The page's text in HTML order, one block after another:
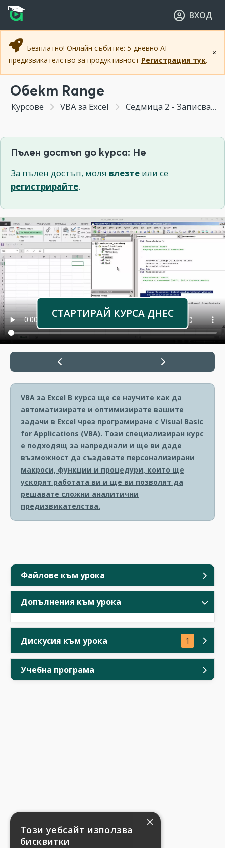
Прескочи към основното съдържание
Прескочи към навигацията
ВХОД
×
Безплатно! Онлайн събитие: 5-дневно AI
предизвикателство за продуктивност Регистрация тук.
Файлове към урока
Допълнения към урока
Дискусия към урока 1
Учебна програма
Обект Range
Курсове VBA за Excel Седмица 2 - Записване на процедури - от Macro Recorder към VBA
Пълен достъп до курса: Не
За пълен достъп, моля влезте или се
регистрирайте.
СТАРТИРАЙ КУРСА ДНЕС
VBA за Excel В курса ще се научите как да
автоматизирате и оптимизирате вашите
задачи в Excel чрез програмиране с Visual Basic
for Applications (VBA). Този специализиран курс
е подходящ за напреднали и ще ви даде
възможност да създавате персонализирани
макроси, функции и процедури, които ще
ускорят работата ви и ще ви позволят да
решавате сложни аналитични
предизвикателства.
×
Този уебсайт използва
бисквитки